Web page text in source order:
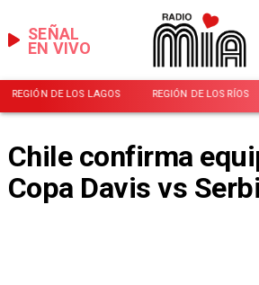
EN VIVO
SEÑAL
REGIÓN DE LOS LAGOS REGIÓN DE LOS RÍOS
Chile confirma
Copa Davis vs